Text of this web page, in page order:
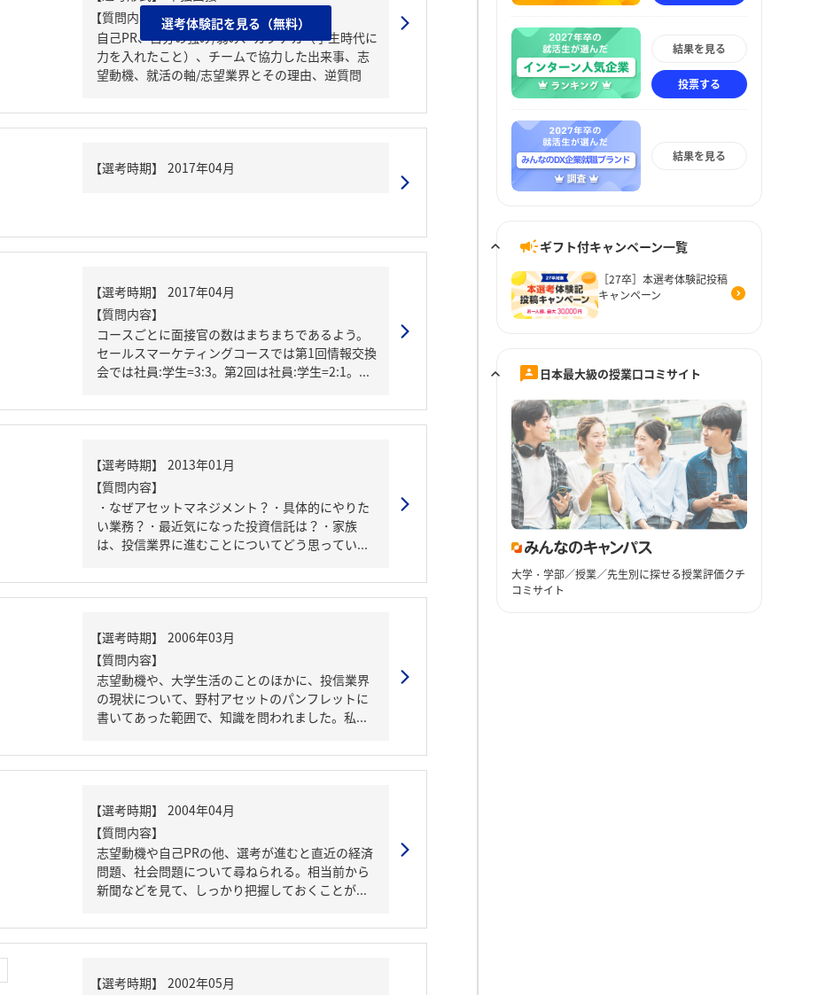
【質問内容・課題】
自己PR、自分の強み/弱み、ガクチカ（学生時代に
力を入れたこと）、チームで協力した出来事、志
望動機、就活の軸/志望業界とその理由、逆質問
選考体験記を見る（無料）
【質問内容】
コースごとに面接官の数はまちまちであるよう。
セールスマーケティングコースでは第1回情報交換
会では社員:学生=3:3。第2回は社員:学生=2:1。...
【質問内容】
・なぜアセットマネジメント？・具体的にやりた
い業務？・最近気になった投資信託は？・家族
は、投信業界に進むことについてどう思ってい...
【質問内容】
志望動機や、大学生活のことのほかに、投信業界
の現状について、野村アセットのパンフレットに
書いてあった範囲で、知識を問われました。私...
【質問内容】
志望動機や自己PRの他、選考が進むと直近の経済
問題、社会問題について尋ねられる。相当前から
新聞などを見て、しっかり把握しておくことが...
結果を見る
投票する
結果を見る
ギフト付キャンペーン一覧
［27卒］本選考体験記投稿
キャンペーン
日本最大級の授業口コミサイト
大学・学部／授業／先生別に探せる授業評価クチ
コミサイト